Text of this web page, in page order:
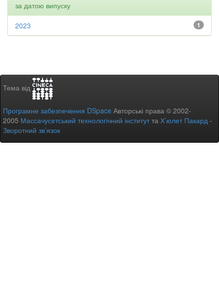
за датою випуску
1
2023
Тема від
Програмне забезпечення DSpace Авторські права © 2002-
2005 Массачусетський технологічний інститутта Х’юлет Пакард -
Зворотний зв’язок